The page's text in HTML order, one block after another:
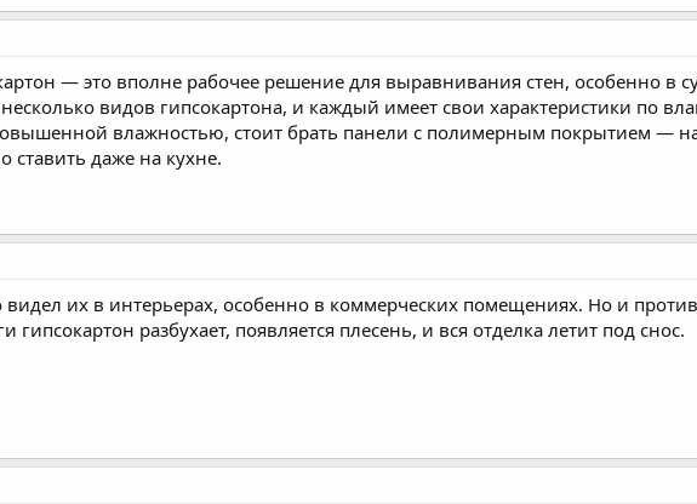
— это вполне рабочее решение для выравнивания стен, особенно в
видов гипсокартона, и каждый имеет свои характеристики по
влажностью, стоит брать панели с полимерным покрытием —
ставить даже на кухне.
видел их в интерьерах, особенно в коммерческих помещениях. Но и
гипсокартон разбухает, появляется плесень, и вся отделка летит под снос.